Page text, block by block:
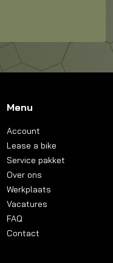
Menu
Account
Lease a bike
Service pakket
Over ons
Werkplaats
Vacatures
FAQ
Contact